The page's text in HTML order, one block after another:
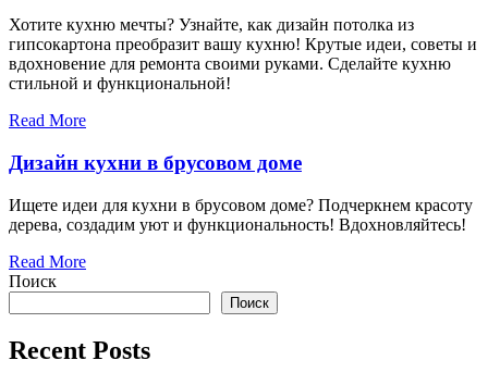
Хотите кухню мечты? Узнайте, как дизайн потолка из
гипсокартона преобразит вашу кухню! Крутые идеи, советы и
вдохновение для ремонта своими руками. Сделайте кухню
стильной и функциональной!
Read More
Дизайн кухни в брусовом доме
Ищете идеи для кухни в брусовом доме? Подчеркнем красоту
дерева, создадим уют и функциональность! Вдохновляйтесь!
Read More
Поиск
Поиск
Recent Posts